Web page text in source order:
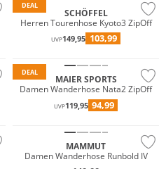
DEAL
SCHÖFFEL
Herren Tourenhose Kyoto3 ZipOff
UVP149,95 103,99
DEAL
MAIER SPORTS
Damen Wanderhose Nata2 ZipOff
UVP119,95 94,99
Must have
MAMMUT
Damen Wanderhose Runbold IV